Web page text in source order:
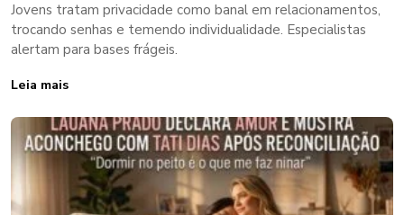
Jovens tratam privacidade como banal em relacionamentos,
trocando senhas e temendo individualidade. Especialistas
alertam para bases frágeis.
Leia mais